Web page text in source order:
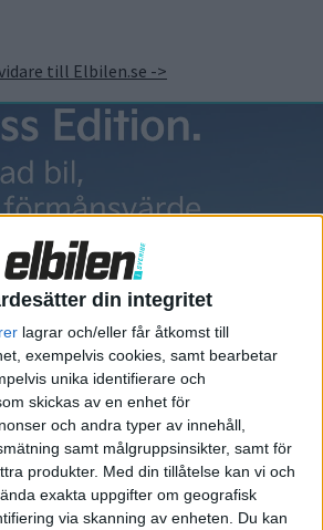
din integritet
lagrar och/eller får åtkomst till
exempelvis cookies, samt bearbetar
unika identifierare och
skickas av en enhet för
och andra typer av innehåll,
samt målgruppsinsikter, samt för
produkter. Med din tillåtelse kan vi och
exakta uppgifter om geografisk
via skanning av enheten. Du kan
till Elbilen.se ->
nyhetsbrev
om de senaste nyheterna!